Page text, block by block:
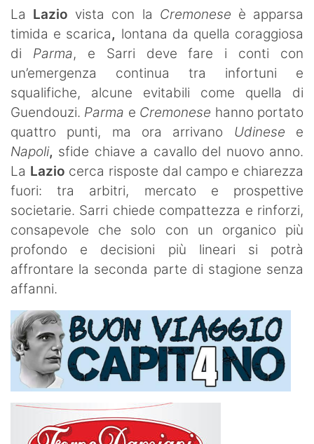
La Lazio vista con la Cremonese è apparsa
timida e scarica, lontana da quella coraggiosa
di Parma, e Sarri deve fare i conti con
un’emergenza continua tra infortuni e
squalifiche, alcune evitabili come quella di
Guendouzi. Parma e Cremonese hanno portato
quattro punti, ma ora arrivano Udinese e
Napoli, sfide chiave a cavallo del nuovo anno.
La Lazio cerca risposte dal campo e chiarezza
fuori: tra arbitri, mercato e prospettive
societarie. Sarri chiede compattezza e rinforzi,
consapevole che solo con un organico più
profondo e decisioni più lineari si potrà
affrontare la seconda parte di stagione senza
affanni.